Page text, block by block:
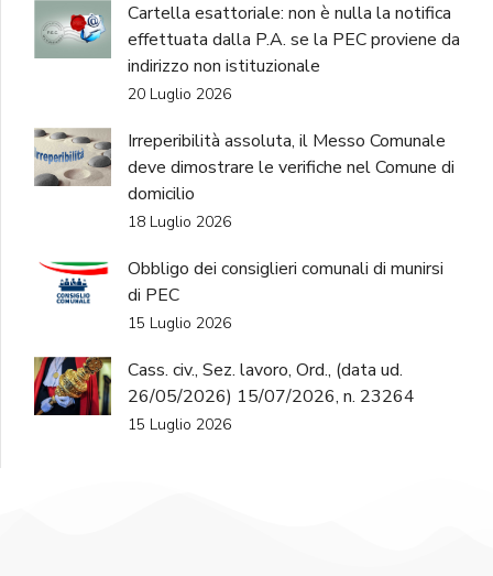
Cartella esattoriale: non è nulla la notifica
effettuata dalla P.A. se la PEC proviene da
indirizzo non istituzionale
20 Luglio 2026
Irreperibilità assoluta, il Messo Comunale
deve dimostrare le verifiche nel Comune di
domicilio
18 Luglio 2026
Obbligo dei consiglieri comunali di munirsi
di PEC
15 Luglio 2026
Cass. civ., Sez. lavoro, Ord., (data ud.
26/05/2026) 15/07/2026, n. 23264
15 Luglio 2026